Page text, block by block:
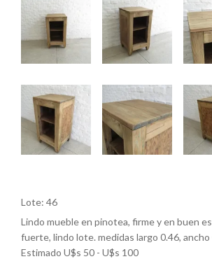
Lote: 46
Lindo mueble en pinotea, firme y en buen
fuerte, lindo lote. medidas largo 0.46, ancho
Estimado U$s 50 - U$s 100